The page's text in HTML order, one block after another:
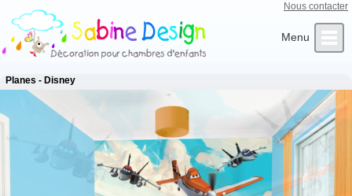
Nous contacter
Planes - Disney